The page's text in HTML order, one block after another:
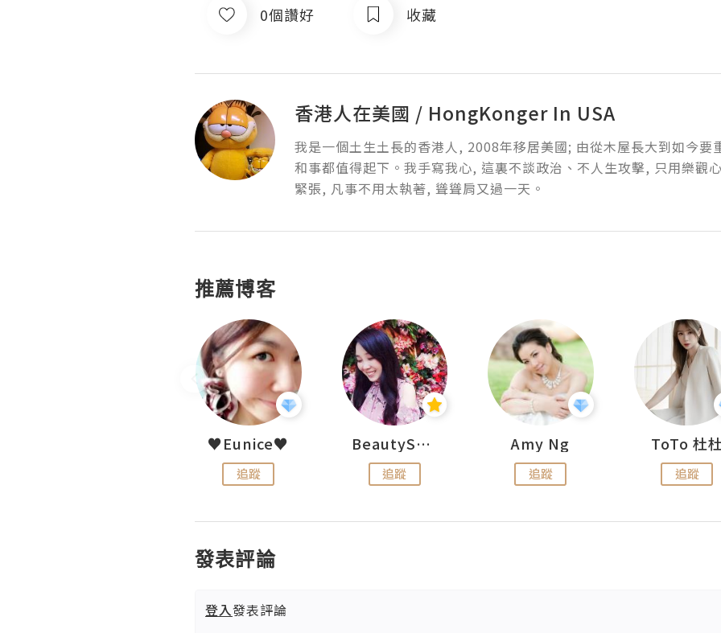
0個讚好 收藏
香港人在美國 / HongKonger In USA
我是一個土生土長的香港人, 2008年移居美國; 由從木屋長大到如今要
和事都值得起下。我手寫我心, 這裏不談政治、不人生攻擊, 只用樂觀
緊張, 凡事不用太執著, 聳聳肩又過一天。
推薦博客
♥Eunice♥
追蹤
BeautySearch
追蹤
Amy Ng
追蹤
ToTo 杜
追蹤
發表評論
登入發表評論